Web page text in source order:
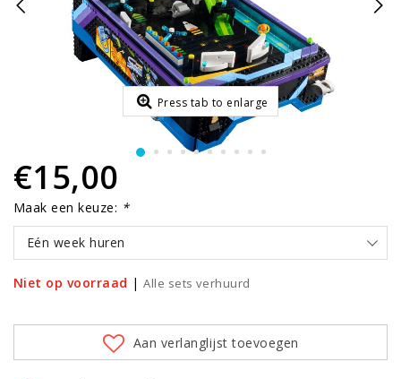
Press tab to enlarge
€15,00
Maak een keuze: *
Eén week huren
Niet op voorraad |Alle sets verhuurd
Aan verlanglijst toevoegen